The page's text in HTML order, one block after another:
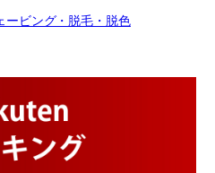
ービング・脱毛・脱色